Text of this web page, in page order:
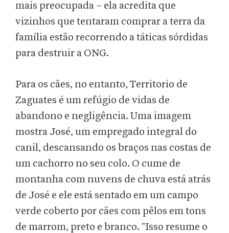
mais preocupada – ela acredita que
vizinhos que tentaram comprar a terra da
família estão recorrendo a táticas sórdidas
para destruir a ONG.
Para os cães, no entanto, Territorio de
Zaguates é um refúgio de vidas de
abandono e negligência. Uma imagem
mostra José, um empregado integral do
canil, descansando os braços nas costas de
um cachorro no seu colo. O cume de
montanha com nuvens de chuva está atrás
de José e ele está sentado em um campo
verde coberto por cães com pêlos em tons
de marrom, preto e branco. "Isso resume o